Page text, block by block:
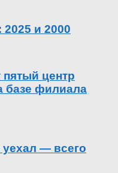
2025 и 2000
центр
базе филиала
— всего